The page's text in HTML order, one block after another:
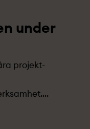
under
projekt­
OX2